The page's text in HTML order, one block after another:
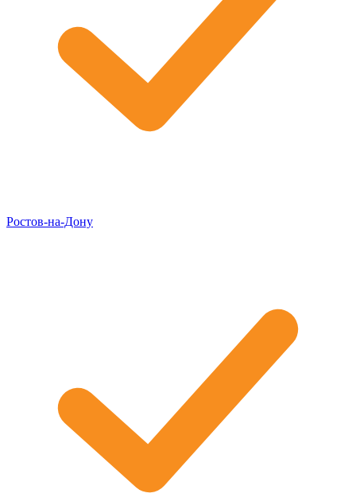
Ростов-на-Дону